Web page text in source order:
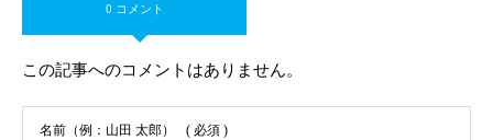
0 コメント
この記事へのコメントはありません。
名前（例：山田 太郎） ( 必須 )